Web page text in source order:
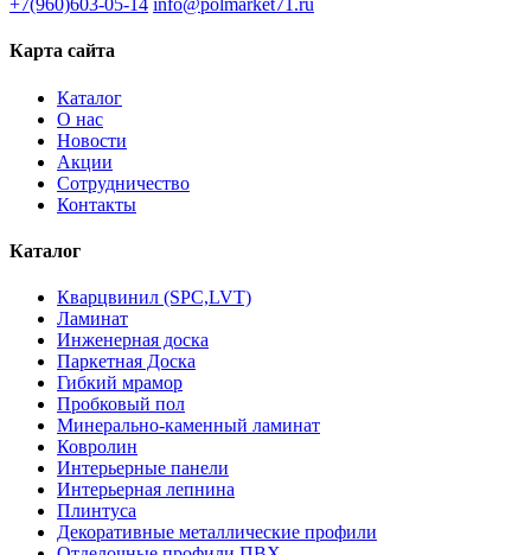
+7(960)603-05-14 info@polmarket71.ru
Карта сайта
Каталог
О нас
Новости
Акции
Сотрудничество
Контакты
Каталог
Кварцвинил (SPC,LVT)
Ламинат
Инженерная доска
Паркетная Доска
Гибкий мрамор
Пробковый пол
Минерально-каменный ламинат
Ковролин
Интерьерные панели
Интерьерная лепнина
Плинтуса
Декоративные металлические профили